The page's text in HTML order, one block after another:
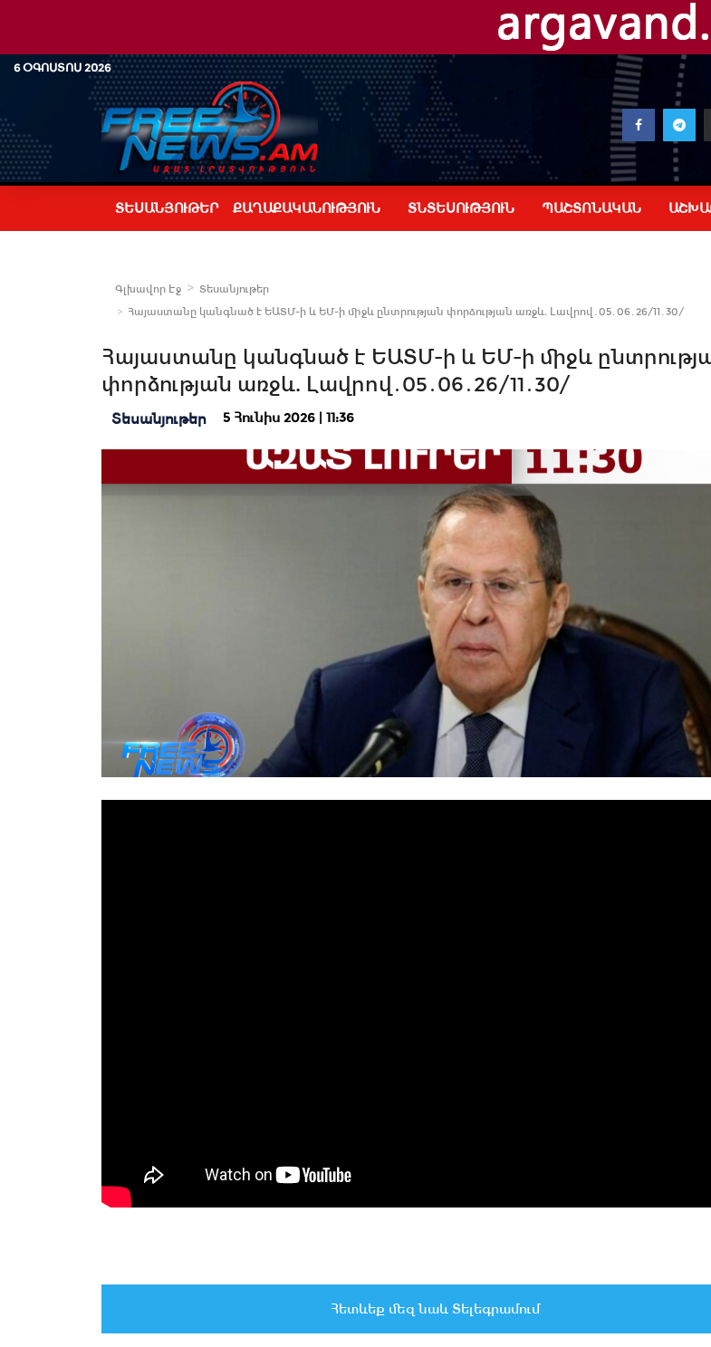
6 ՕԳՈՍՏՈՍ 2026
ՏԵՍԱՆՅՈՒԹԵՐ ՔԱՂԱՔԱԿԱՆՈՒԹՅՈՒՆ ՏՆՏԵՍՈՒԹՅՈՒՆ ՊԱՇՏՈՆԱԿԱՆ
Գլխավոր Էջ
Տեսանյութեր
Հայաստանը կանգնած է ԵԱՏՄ-ի և ԵՄ-ի միջև ընտրության փորձության առջև. Լավրով․05․06․26/11․30/
Հայաստանը կանգնած է ԵԱՏՄ-ի և ԵՄ-ի միջև
փորձության առջև. Լավրով․05․06․26/11․30/
Տեսանյութեր 5 Հունիս 2026 | 11:36
Հետևեք մեզ նաև Տելեգրամում